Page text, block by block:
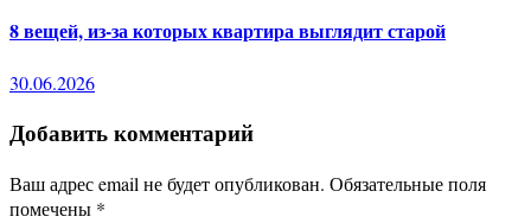
8 вещей, из-за которых квартира выглядит старой
30.06.2026
Добавить комментарий
Ваш адрес email не будет опубликован. Обязательные поля
помечены *